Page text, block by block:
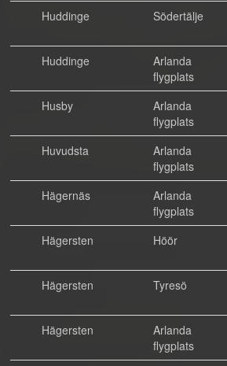
Huddinge
Södertälje
Huddinge
Arlanda
flygplats
Husby
Arlanda
flygplats
Huvudsta
Arlanda
flygplats
Hägernäs
Arlanda
flygplats
Hägersten
Höör
Hägersten
Tyresö
Hägersten
Arlanda
flygplats